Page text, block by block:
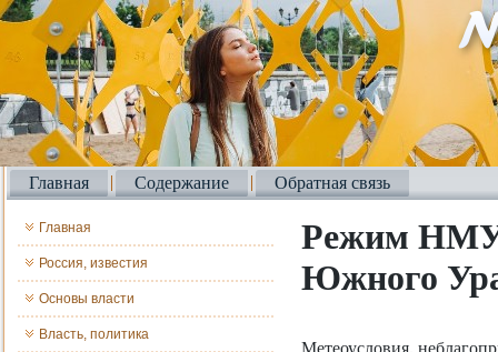
Главная Содержание Обратная связь
Главная
Россия, известия
Основы власти
Власть, политика
Режим НМУ
Южного
Метеоусловия,